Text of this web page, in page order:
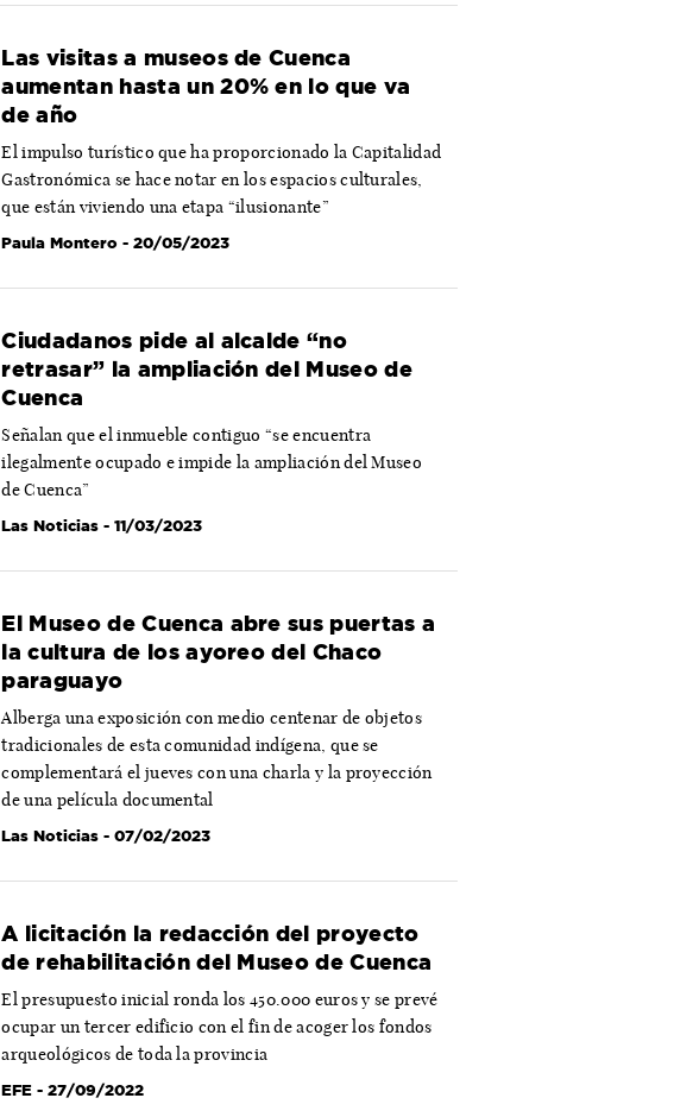
Las visitas a museos de Cuenca
aumentan hasta un 20% en lo que va
de año
El impulso turístico que ha proporcionado la Capitalidad
Gastronómica se hace notar en los espacios culturales,
que están viviendo una etapa “ilusionante”
Paula Montero - 20/05/2023
Ciudadanos pide al alcalde “no
retrasar” la ampliación del Museo de
Cuenca
Señalan que el inmueble contiguo “se encuentra
ilegalmente ocupado e impide la ampliación del Museo
de Cuenca”
Las Noticias - 11/03/2023
El Museo de Cuenca abre sus puertas a
la cultura de los ayoreo del Chaco
paraguayo
Alberga una exposición con medio centenar de objetos
tradicionales de esta comunidad indígena, que se
complementará el jueves con una charla y la proyección
de una película documental
Las Noticias - 07/02/2023
A licitación la redacción del proyecto
de rehabilitación del Museo de Cuenca
El presupuesto inicial ronda los 450.000 euros y se prevé
ocupar un tercer edificio con el fin de acoger los fondos
arqueológicos de toda la provincia
EFE - 27/09/2022